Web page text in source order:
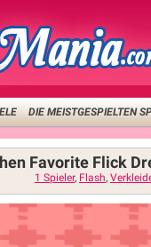
DIE MEISTGESPIELTEN
Favorite Flick
1 Spieler, Flash,